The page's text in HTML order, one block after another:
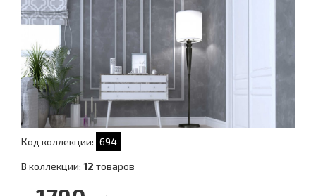
Код коллекции: 694
В коллекции: 12 товаров